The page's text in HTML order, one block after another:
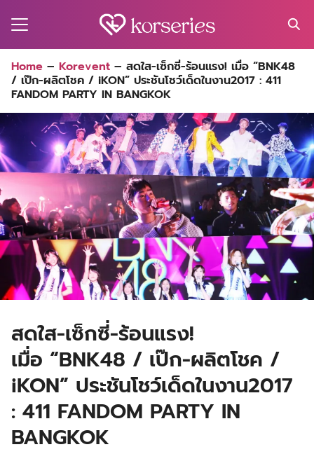
for:
Home – Korevent – สดใส-เซ็กซี่-ร้อนแรง! เมื่อ “BNK48
/ เป๊ก-ผลิตโชค / iKON” ประชันโชว์เด็ดในงาน2017 : 411
FANDOM PARTY IN BANGKOK
สดใส-เซ็กซี่-ร้อนแรง!
เมื่อ “BNK48 / เป๊ก-ผลิตโชค /
iKON” ประชันโชว์เด็ดในงาน2017
: 411 FANDOM PARTY IN
BANGKOK